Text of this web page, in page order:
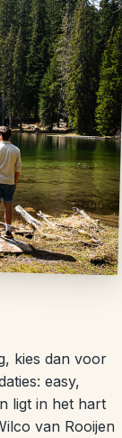
kies dan voor
easy,
ligt in het hart
van Rooijen